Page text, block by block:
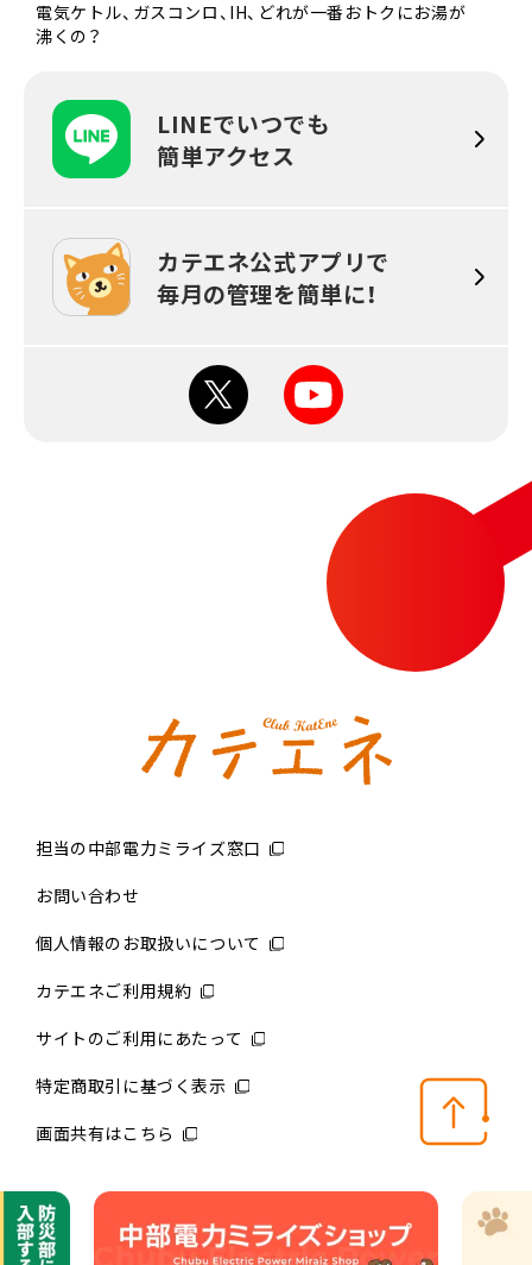
電気ケトル、ガスコンロ、IH、どれが一番おトクにお湯が
沸くの？
LINEでいつでも
簡単アクセス
カテエネ公式アプリで
毎月の管理を簡単に！
担当の中部電力ミライズ窓口
お問い合わせ
個人情報のお取扱いについて
カテエネご利用規約
サイトのご利用にあたって
特定商取引に基づく表示
画面共有はこちら